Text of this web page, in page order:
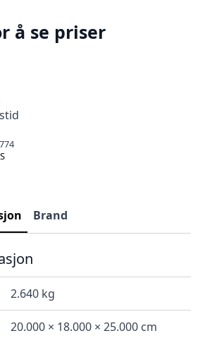
å se priser
Brand
2.640 kg
20.000 × 18.000 × 25.000 cm